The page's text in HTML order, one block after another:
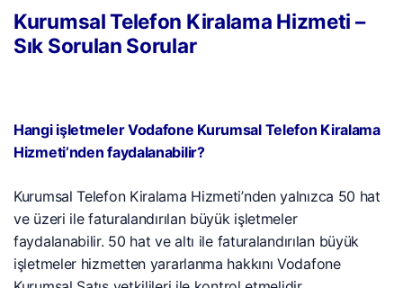
Kurumsal Telefon Kiralama Hizmeti –
Sık Sorulan Sorular
Hangi işletmeler Vodafone Kurumsal Telefon Kiralama
Hizmeti’nden faydalanabilir?
Kurumsal Telefon Kiralama Hizmeti’nden yalnızca 50 hat
ve üzeri ile faturalandırılan büyük işletmeler
faydalanabilir. 50 hat ve altı ile faturalandırılan büyük
işletmeler hizmetten yararlanma hakkını Vodafone